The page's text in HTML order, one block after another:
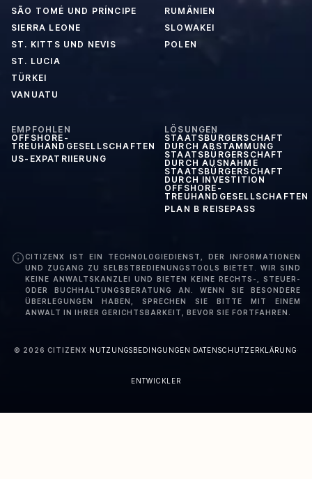
SÃO TOMÉ UND PRÍNCIPE
SIERRA LEONE
ST. KITTS UND NEVIS
ST. LUCIA
TÜRKEI
VANUATU
RUMÄNIEN
SLOWAKEI
POLEN
EMPFOHLEN
OFFSHORE-
TREUHANDGESELLSCHAFTEN
US-EXPATRIIERUNG
LÖSUNGEN
STAATSBÜRGERSCHAFT
DURCH ABSTAMMUNG
STAATSBÜRGERSCHAFT
DURCH AUSNAHME
STAATSBÜRGERSCHAFT
DURCH INVESTITION
OFFSHORE-
TREUHANDGESELLSCHAFTEN
PLAN B REISEPASS
CITIZENX IST EIN TECHNOLOGIEDIENST, DER INFORMATIONEN
UND ZUGANG ZU SELBSTBEDIENUNGSTOOLS BIETET. WIR SIND
KEINE ANWALTSKANZLEI UND BIETEN KEINE RECHTS-, STEUER-
ODER BUCHHALTUNGSBERATUNG AN. WENN SIE BESONDERE
ÜBERLEGUNGEN HABEN, SPRECHEN SIE BITTE MIT EINEM
ANWALT IN IHRER GERICHTSBARKEIT, BEVOR SIE FORTFAHREN.
© 2026 CITIZENX ·NUTZUNGSBEDINGUNGEN ·DATENSCHUTZERKLÄRUNG·
ENTWICKLER